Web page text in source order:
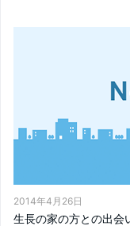
2014年4月26日
生長の家の方と